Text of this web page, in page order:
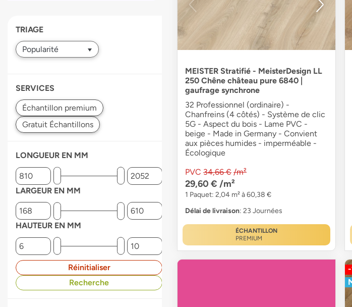
swipe
TRIAGE
SERVICES
LONGUEUR EN MM
LARGEUR EN MM
HAUTEUR EN MM
Réinitialiser
Recherche
MEISTER Stratifié - MeisterDesign LL
250 Chêne château pure 6840 |
gaufrage synchrone
32 Professionnel (ordinaire) -
Chanfreins (4 côtés) - Système de clic
5G - Aspect du bois - Lame PVC -
beige - Made in Germany - Convient
aux pièces humides - imperméable -
Écologique
PVC 34,66 € /m²
29,60 € /m²
1 Paquet: 2,04 m² à 60,38 €
Délai de livraison: 23 Journées
ÉCHANTILLON
PREMIUM
-